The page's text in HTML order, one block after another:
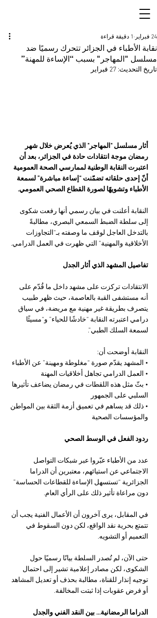
نقابة الأطباء في الجزائر تتحرك رسميًا ضد
مسلسل "المهاجر" بسبب “الإساءة للمهنة”
24 فبراير 1 دقيقة قراءة
تاريخ التحديث: 27 فبراير
أثار مسلسل "المهاجر" الذي يُعرض خلال شهر
رمضان موجة انتقادات حادة في الجزائر، بعد أن
اعتبرت النقابة الوطنية لممارسي الصحة العمومية
أنّ إحدى حلقاته تضمّنت “إساءة مباشرة” لسمعة
الأطباء وتشويهًا لصورة القطاع الصحي العمومي.
النقابة أعلنت في بيان رسمي أنها رفعت شكوى
إلى سلطة الضبط السمعي البصري، مطالبةً
بالتدخل العاجل لوقف ما وصفته بـ“التجاوزات
الأخلاقية والمهنية” التي ظهرت في العمل الدرامي.
تفاصيل المشهد الذي أثار الجدل
الانتقادات تركزت على مشهد داخل ما قُدّم على
أنه مستشفى القبة بالعاصمة، حيث ظهر طبيب
يتصرف بطريقة غير مهنية مع مريضة، في سياق
درامي اعتبرته النقابة “خادشًا للحياء” و“مسيئًا
لسمعة السلك الطبي”.
النقابة أوضحت أن:
• المشهد يقدّم صورة “مغلوطة ومهينة” عن الأطباء
• العمل الدرامي تجاهل أخلاقيات المهنة
• بثّ مثل هذه اللقطات في رمضان يضاعف تأثيرها
السلبي على الجمهور
• ذلك قد يساهم في تعميق أزمة الثقة بين المواطن
والمؤسسات الصحية
ردود الفعل في الوسط الصحي
عدد من الأطباء عبّروا عبر شبكات التواصل
الاجتماعي عن استيائهم، معتبرين أن الدراما
الجزائرية “تستسهل الإساءة للقطاعات الحساسة”
دون مراعاة تأثير ذلك على الرأي العام.
في المقابل، يرى آخرون أن الأعمال الفنية يجب أن
تتمتع بحرية نقد الواقع، لكن دون السقوط في
التعميم أو التشويه.
حتى الآن، لم تُصدر السلطة بيانًا رسميًا حول
الشكوى، لكن مصادر إعلامية تشير إلى احتمال
توجيه إنذار للقناة، مطالبة بحذف أو تعديل المشاهد
أو فرض عقوبات إذا ثبتت المخالفة.
الدراما الرمضانية… بين النقد الفني والجدل